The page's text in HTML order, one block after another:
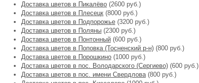
Доставка цветов в Пикалёво (2600 руб.)
Доставка цветов в Плесецк (8000 руб.)
Доставка цветов в Подпорожье (3200 руб.)
Доставка цветов в Поляны (2300 руб.)
Доставка цветов в Понтонный (600 руб.)
Доставка цветов в Поповка (Тосненский р-н) (800 руб.)
Доставка цветов в Порошкино (1000 руб.)
Доставка цветов в пос. Володарского (Сергиево) (600 руб.)
Доставка цветов в пос. имени Свердлова(800 руб.)